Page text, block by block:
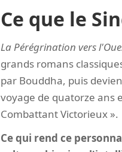
Ce que le
La Pérégrination vers
grands romans
par Bouddha, puis
voyage de quatorze ans
Combattant Victorieux ».
Ce qui rend ce